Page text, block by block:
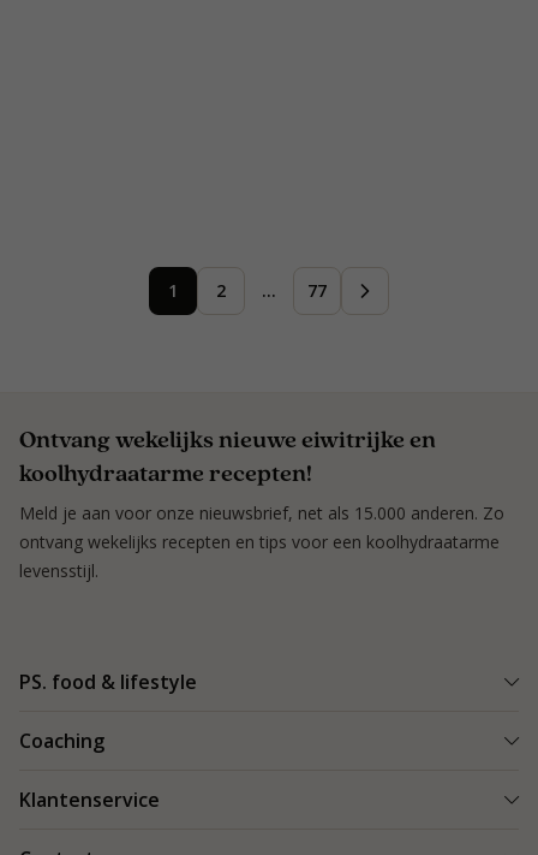
1 2 … 77
Ontvang wekelijks nieuwe eiwitrijke en
koolhydraatarme recepten!
Meld je aan voor onze nieuwsbrief, net als 15.000 anderen. Zo
ontvang wekelijks recepten en tips voor een koolhydraatarme
levensstijl.
PS. food & lifestyle
Re-boost pakket
Coaching
Klantenservice